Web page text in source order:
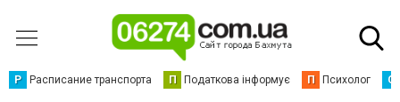
Р Расписание транспорта П Податкова інформує П Психолог С